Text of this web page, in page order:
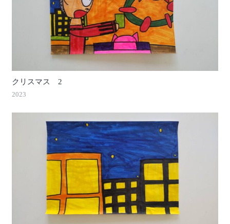
クリスマス 2
2023